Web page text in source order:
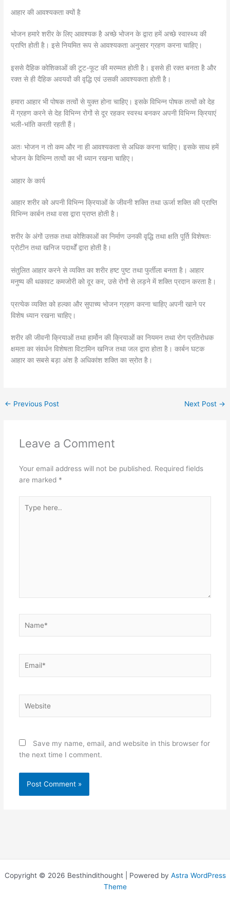
आहार की आवश्यकता क्यों है
भोजन हमारे शरीर के लिए आवश्यक है अच्छे भोजन के द्वारा हमें अच्छे स्वास्थ्य की
प्राप्ति होती है। इसे नियमित रूप से आवश्यकता अनुसार ग्रहण करना चाहिए।
इससे दैहिक कोशिकाओं की टूट-फूट की मरम्मत होती है। इससे ही रक्त बनता है और
रक्त से ही दैहिक अवयवों की वृद्धि एवं उसकी आवश्यकता होती है।
हमारा आहार भी पोषक तत्वों से युक्त होना चाहिए। इसके विभिन्न पोषक तत्वों को देह
में ग्रहण करने से देह विभिन्न रोगों से दूर रहकर स्वस्थ बनकर अपनी विभिन्न क्रियाएं
भली-भांति करती रहती हैं।
अतः भोजन न तो कम और ना ही आवश्यकता से अधिक करना चाहिए। इसके साथ हमें
भोजन के विभिन्न तत्वों का भी ध्यान रखना चाहिए।
आहार के कार्य
आहार शरीर को अपनी विभिन्न क्रियाओं के जीवनी शक्ति तथा ऊर्जा शक्ति की प्राप्ति
विभिन्न कार्बन तथा वसा द्वारा प्राप्त होती है।
शरीर के अंगों उत्तक तथा कोशिकाओं का निर्माण उनकी वृद्धि तथा क्षति पूर्ति विशेषतः
प्रोटीन तथा खनिज पदार्थों द्वारा होती है।
संतुलित आहार करने से व्यक्ति का शरीर हष्ट पुष्ट तथा फुर्तीला बनता है। आहार
मनुष्य की थकावट कमजोरी को दूर कर, उसे रोगों से लड़ने में शक्ति प्रदान करता है।
प्रत्येक व्यक्ति को हल्का और सुपाच्य भोजन ग्रहण करना चाहिए अपनी खाने पर
विशेष ध्यान रखना चाहिए।
शरीर की जीवनी क्रियाओं तथा हार्मोन की क्रियाओं का नियमन तथा रोग प्रतिरोधक
क्षमता का संवर्धन विशेषता विटामिन खनिज तथा जल द्वारा होता है। कार्बन घटक
आहार का सबसे बड़ा अंश है अधिकांश शक्ति का स्रोत है।
← Previous Post Next Post →
Leave a Comment
Your email address will not be published. Required fields
are marked *
here..
Save my name, email, and website in this browser for
the next time I comment.
Copyright © 2026 Besthindithought | Powered by Astra WordPress
Theme